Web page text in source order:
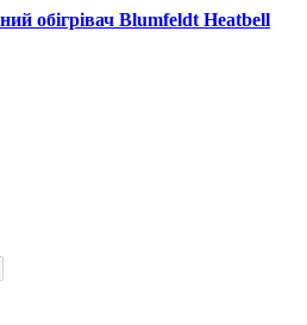
обігрівач Blumfeldt Heatbell